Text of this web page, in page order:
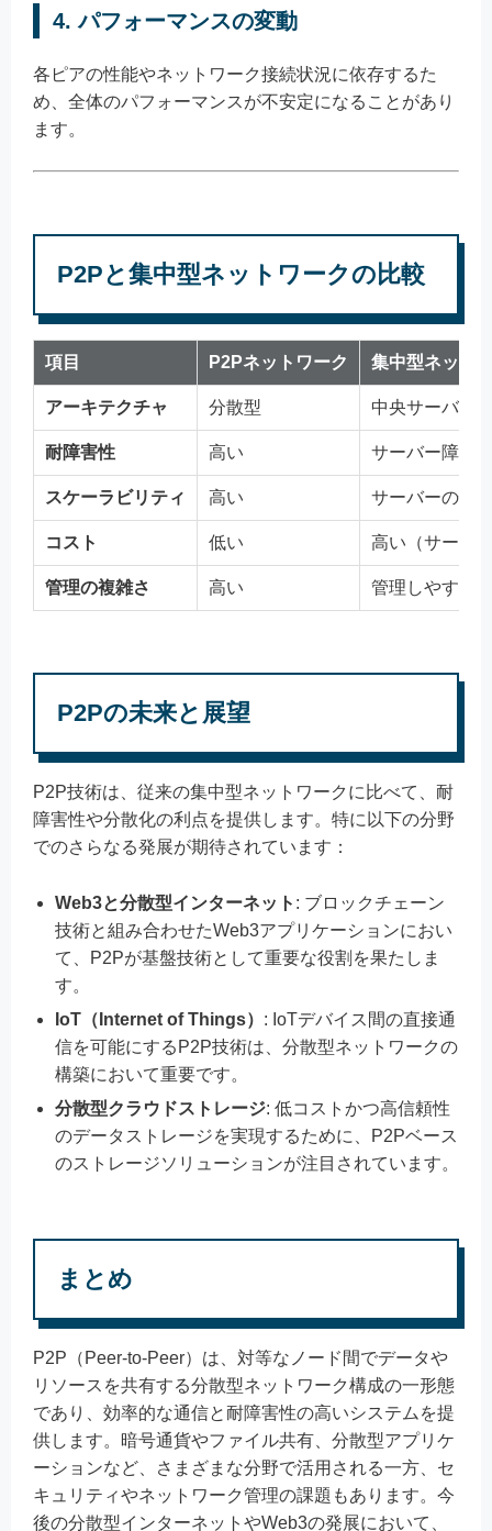
4.パフォーマンスの変動
各ピアの性能やネットワーク接続状況に依存するた
め、全体のパフォーマンスが不安定になることがあり
ます。
P2Pと集中型ネットワークの比較
項目 P2Pネットワーク 集中型ネット
アーキテクチャ 分散型 中央サーバー
耐障害性 高い サーバー障害
スケーラビリティ 高い サーバーの性
コスト 低い 高い（サーバ
管理の複雑さ 高い 管理しやすい
P2Pの未来と展望
P2P技術は、従来の集中型ネットワークに比べて、耐
障害性や分散化の利点を提供します。特に以下の分野
でのさらなる発展が期待されています：
Web3と分散型インターネット : ブロックチェーン
技術と組み合わせたWeb3アプリケーションにおい
て、P2Pが基盤技術として重要な役割を果たしま
す。
IoT（Internet of Things） : IoTデバイス間の直接通
信を可能にするP2P技術は、分散型ネットワークの
構築において重要です。
分散型クラウドストレージ: 低コストかつ高信頼性
のデータストレージを実現するために、P2Pベース
のストレージソリューションが注目されています。
まとめ
P2P（Peer-to-Peer）は、対等なノード間でデータや
リソースを共有する分散型ネットワーク構成の一形態
であり、効率的な通信と耐障害性の高いシステムを提
供します。暗号通貨やファイル共有、分散型アプリケ
ーションなど、さまざまな分野で活用される一方、セ
キュリティやネットワーク管理の課題もあります。今
後の分散型インターネットやWeb3の発展において、